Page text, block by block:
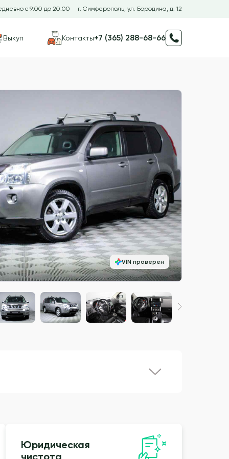
с 9:00 до 20:00 г. Симферополь, ул. Бородина, д. 12
Выкуп Контакты+7 (365) 288-68-66
VIN проверен
Юридическая
чистота